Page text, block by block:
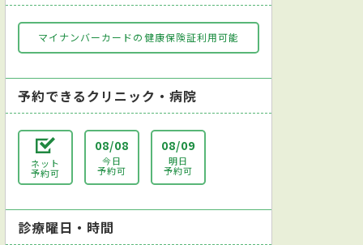
マイナンバーカードの健康保険証利用可能
予約できるクリニック・病院
ネット
予約可
08/08
今日
予約可
08/09
明日
予約可
診療曜日・時間